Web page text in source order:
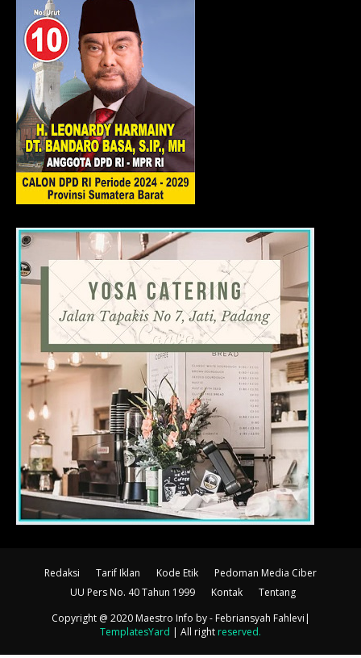
Redaksi Tarif Iklan Kode Etik
Pedoman Media Ciber
UU Pers No. 40 Tahun 1999
Kontak
Tentang
Copyright @ 2020 Maestro Info by - Febriansyah Fahlevi|
TemplatesYard | All right reserved.